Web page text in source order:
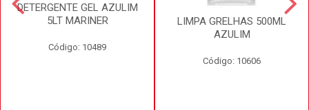
DETERGENTE GEL AZULIM
5LT MARINER
Código: 10489
LIMPA GRELHAS 500ML
AZULIM
Código: 10606